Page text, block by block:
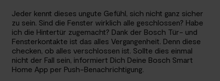
Jeder kennt dieses ungute Gefühl, sich nicht ganz sicher
zu sein. Sind die Fenster wirklich alle geschlossen? Habe
ich die Hintertür zugemacht? Dank der Bosch Tür- und
Fensterkontakte ist das alles Vergangenheit. Denn diese
checken, ob alles verschlossen ist. Sollte dies einmal
nicht der Fall sein, informiert Dich Deine Bosch Smart
Home App per Push-Benachrichtigung.